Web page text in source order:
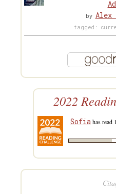
by Alex
tagged:
2022
Sofia has read